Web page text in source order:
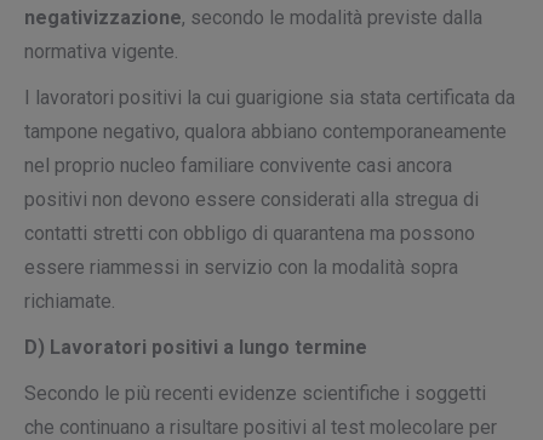
negativizzazione, secondo le modalità previste dalla
normativa vigente.
I lavoratori positivi la cui guarigione sia stata certificata da
tampone negativo, qualora abbiano contemporaneamente
nel proprio nucleo familiare convivente casi ancora
positivi non devono essere considerati alla stregua di
contatti stretti con obbligo di quarantena ma possono
essere riammessi in servizio con la modalità sopra
richiamate.
D) Lavoratori positivi a lungo termine
Secondo le più recenti evidenze scientifiche i soggetti
che continuano a risultare positivi al test molecolare per